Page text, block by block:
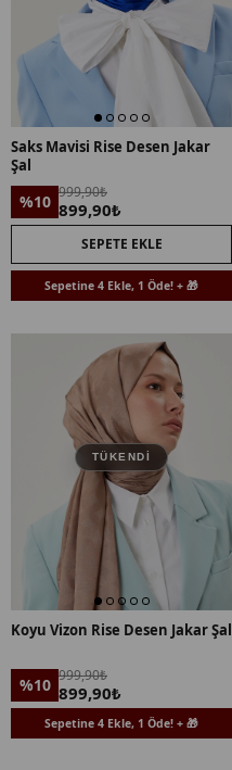
Saks Mavisi Rise Desen Jakar
Şal
%10 999,90₺
899,90₺
SEPETE EKLE
Sepetine 4 Ekle, 1 Öde! + 🎁
TÜKENDI
Koyu Vizon Rise Desen Jakar Şal
%10 999,90₺
899,90₺
Sepetine 4 Ekle, 1 Öde! + 🎁